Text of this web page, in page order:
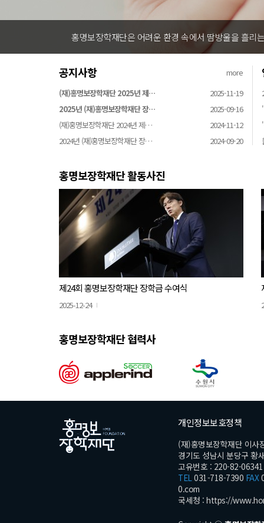
홍명보장학재단은 어려운 환경 속에서 땀방울을 흘리
공지사항
more
(재)홍명보장학재단 2025년 제…
2025-11-19
2025년 (재)홍명보장학재단 장…
2025-09-16
(재)홍명보장학재단 2024년 제…
2024-11-12
2024년 (재)홍명보장학재단 장…
2024-09-20
홍명보장학재단 활동사진
제24회 홍명보장학재단 장학금 수여식
2025-12-24
홍명보장학재단 협력사
개인정보보호정책
(재)홍명보장학재단 이사
경기도 성남시 분당구 황
고유번호 : 220-82-06341
TEL031-718-7390 FAX
0.com
국세청 : https://